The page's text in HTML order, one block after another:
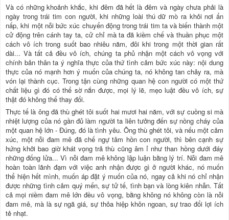
Và có những khoảnh khắc, khi đêm đã hết là đêm và ngày chưa phải là
ngày trong trái tim con người, khi những loài thú dữ mò ra khỏi nơi ẩn
nấp, khi một nỗi bức xúc chuyển động trong trái tim ta và biến thành một
cử động trên cánh tay ta, cử chỉ mà ta đã kiềm chế và thuần phục một
cách vô ích trong suốt bao nhiêu năm, đôi khi trong một thời gian rất
dài... Và tất cả đều vô ích, chúng ta phủ nhận một cách vô vọng với
chính bản thân ta ý nghĩa thực của thứ tình cảm bức xúc này: nội dung
thực của nó mạnh hơn ý muốn của chúng ta, nó không tan chảy ra, mà
vón lại thành cục. Trong tận cùng những quan hệ con người có một thứ
chất liệu gì đó có thể sờ nắn được, mọi lý lẽ, mẹo luật đều vô ích, sự
thật đó không thể thay đổi.
Thực tế là ông đã thù ghét tôi suốt hai mươi hai năm, với sự cuồng si mà
nhiệt lượng của nó gần đủ làm người ta liên tưởng đến sự nồng cháy của
một quan hệ lớn - Đúng, đó là tình yêu. Ông thù ghét tôi, và nếu một cảm
xúc, một nỗi đam mê đã chế ngự tâm hồn con người, thì bên cạnh sự
hứng khởi bao giờ khát vọng trả thù cũng âm ỉ như than hồng dưới đáy
những đống lửa... Vì nỗi đam mê không lập luận bằng lý trí. Nỗi đam mê
hoàn toàn lãnh đạm với việc anh nhận được gì ở người khác, nó muốn
thể hiện hết mình, muốn áp đặt ý muốn của nó, ngay cả khi nó chỉ nhận
được những tình cảm quý mến, sự tử tế, tình bạn và lòng kiên nhẫn. Tất
cả mọi niềm đam mê lớn đều vô vọng, bằng không nó không còn là nỗi
đam mê, mà là sự ngã giá, sự thỏa hiệp khôn ngoan, sự trao đổi lợi ích
tẻ nhạt.